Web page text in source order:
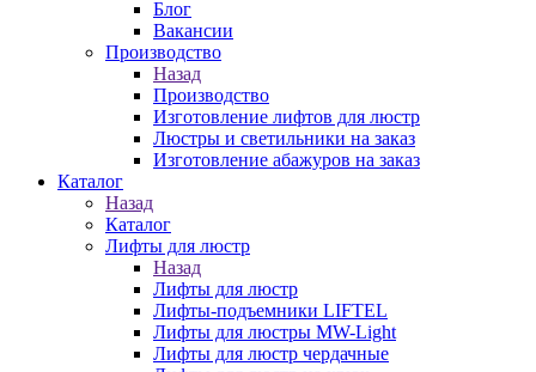
Блог
Вакансии
Производство
Назад
Производство
Изготовление лифтов для люстр
Люстры и светильники на заказ
Изготовление абажуров на заказ
Каталог
Назад
Каталог
Лифты для люстр
Назад
Лифты для люстр
Лифты-подъемники LIFTEL
Лифты для люстры MW-Light
Лифты для люстр чердачные